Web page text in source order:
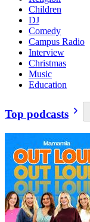
Children
DJ
Comedy
Campus Radio
Interview
Christmas
Music
Education
Top podcasts